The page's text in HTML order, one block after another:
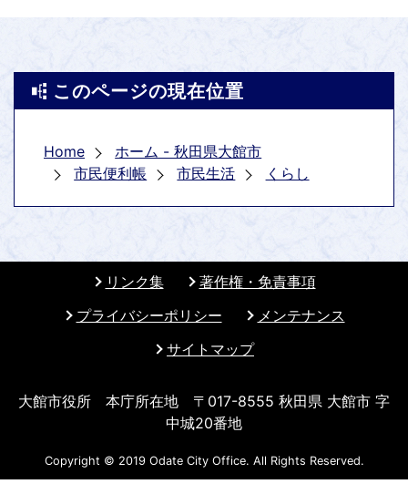
このページの現在位置
Home
ホーム - 秋田県大館市
市民便利帳
市民生活 くらし
リンク集
著作権・免責事項
プライバシーポリシー
メンテナンス
サイトマップ
大館市役所 本庁所在地 〒017-8555 秋田県 大館市 字
中城20番地
Copyright © 2019 Odate City Office. All Rights Reserved.